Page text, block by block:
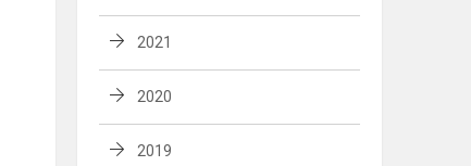
2021
2020
2019